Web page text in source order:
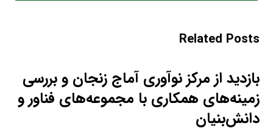
Related Posts
بازدید از مرکز نوآوری آماج زنجان و بررسی
زمینه‌های همکاری با مجموعه‌های فناور و
دانش‌بنیان